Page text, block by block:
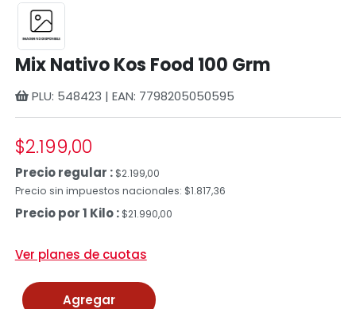
Mix Nativo Kos Food 100 Grm
PLU: 548423 | EAN: 7798205050595
$2.199,00
Precio regular :$2.199,00
Precio sin impuestos nacionales: $1.817,36
Precio por 1 Kilo : $21.990,00
Ver planes de cuotas
Agregar